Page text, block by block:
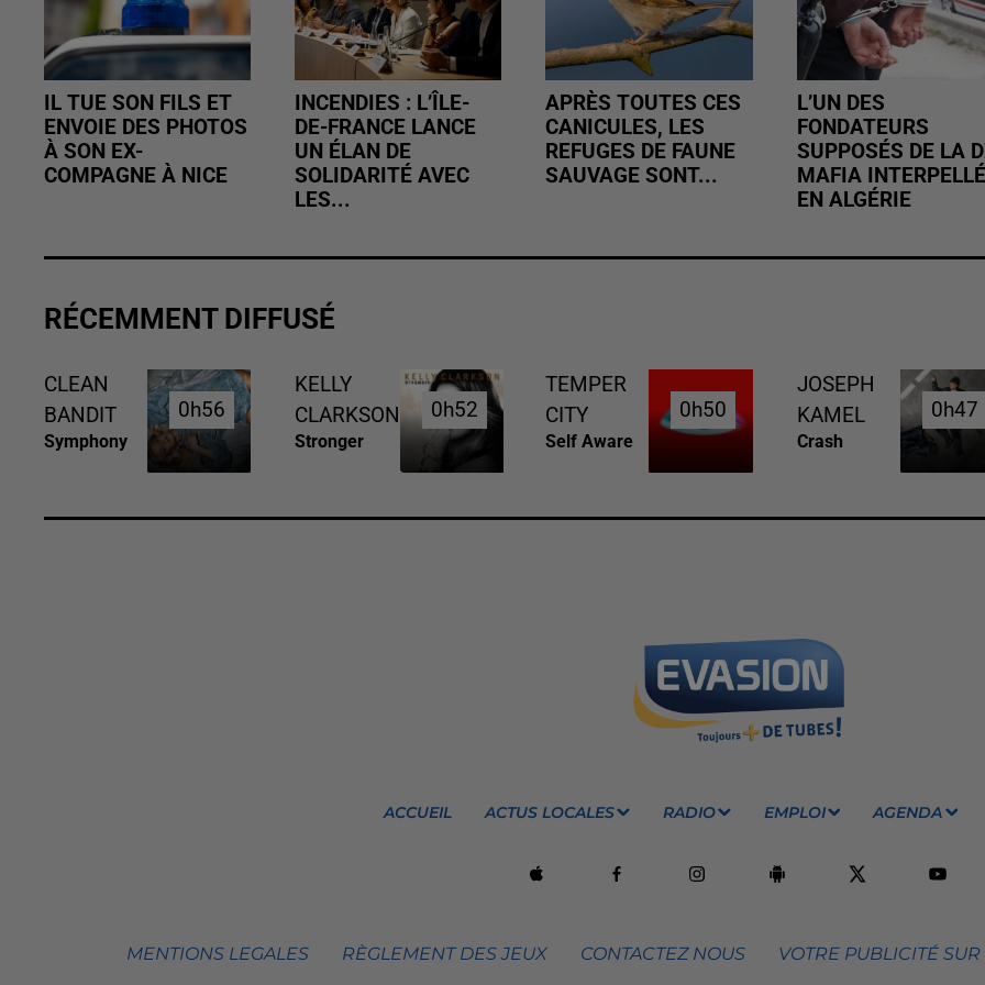
IL TUE SON FILS ET
ENVOIE DES PHOTOS
À SON EX-
COMPAGNE À NICE
INCENDIES : L’ÎLE-
DE-FRANCE LANCE
UN ÉLAN DE
SOLIDARITÉ AVEC
LES...
APRÈS TOUTES CES
CANICULES, LES
REFUGES DE FAUNE
SAUVAGE SONT...
L’UN DES
FONDATEURS
SUPPOSÉS DE LA
MAFIA INTERPELLÉ
EN ALGÉRIE
RÉCEMMENT DIFFUSÉ
CLEAN
BANDIT
Symphony
0h56
0h56
KELLY
CLARKSON
Stronger
0h52
0h52
TEMPER
CITY
Self Aware
0h50
0h50
JOSEPH
KAMEL
Crash
0h47
0h47
ACCUEIL ACTUS LOCALES RADIO EMPLOI AGENDA
MENTIONS LEGALES RÈGLEMENT DES JEUX CONTACTEZ NOUS VOTRE PUBLICITÉ